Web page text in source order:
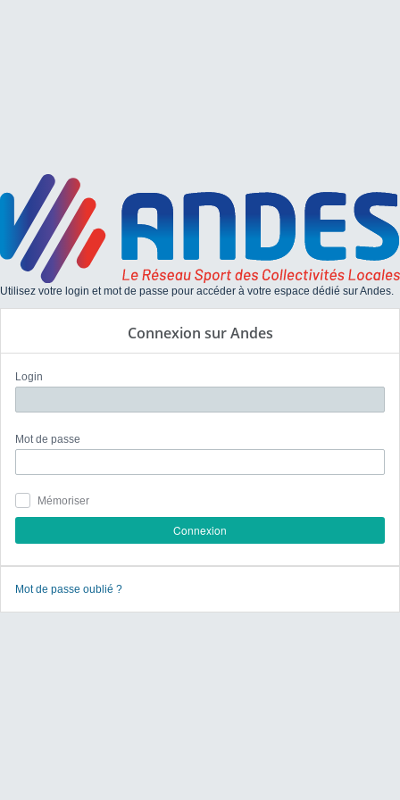
Utilisez votre login et mot de passe pour accéder à votre espace dédié sur Andes.
Connexion sur Andes
Login
Mot de passe
Mémoriser
Connexion
Mot de passe oublié ?